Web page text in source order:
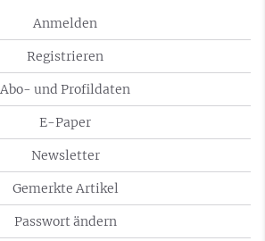
Anmelden
Registrieren
Abo- und Profildaten
E-Paper
Newsletter
Gemerkte Artikel
Passwort ändern